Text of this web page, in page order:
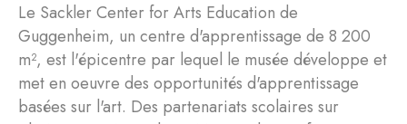
Le Sackler Center for Arts Education de
Guggenheim, un centre d'apprentissage de 8 200
m², est l'épicentre par lequel le musée développe et
met en oeuvre des opportunités d'apprentissage
basées sur l'art. Des partenariats scolaires sur